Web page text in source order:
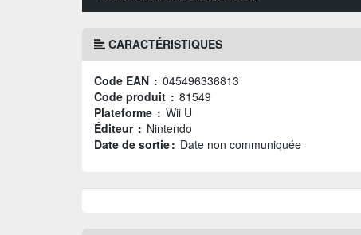
CARACTÉRISTIQUES
Code EAN : 045496336813
Code produit : 81549
Plateforme : Wii U
Éditeur : Nintendo
Date de sortie : Date non communiquée